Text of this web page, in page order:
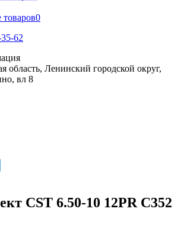
0
62
область, Ленинский городской округ,
вл 8
CST 6.50-10 12PR C352